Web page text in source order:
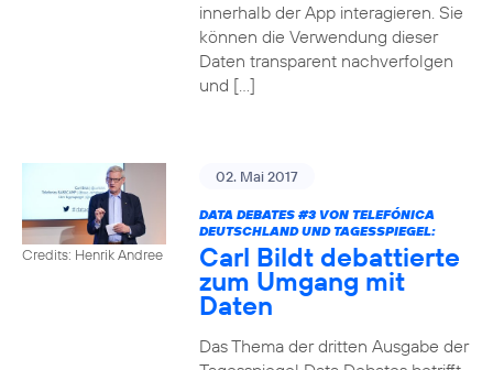
innerhalb der App interagieren. Sie
können die Verwendung dieser
Daten transparent nachverfolgen
und […]
Credits: Henrik Andree
02. Mai 2017
DATA DEBATES #3VON TELEFÓNICA
DEUTSCHLAND UND TAGESSPIEGEL:
Carl Bildt debattierte
zum Umgang mit
Daten
Das Thema der dritten Ausgabe der